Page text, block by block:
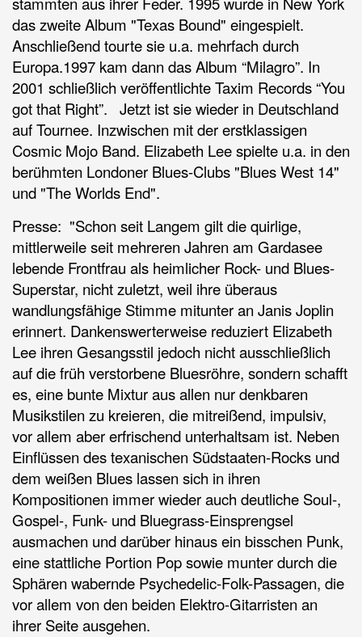
das zweite Album "Texas Bound" eingespielt.
Anschließend tourte sie u.a. mehrfach durch
Europa.1997 kam dann das Album “Milagro”. In
2001 schließlich veröffentlichte Taxim Records “You
got that Right”. Jetzt ist sie wieder in Deutschland
auf Tournee. Inzwischen mit der erstklassigen
Cosmic Mojo Band. Elizabeth Lee spielte u.a. in den
berühmten Londoner Blues-Clubs "Blues West 14"
und "The Worlds End".
Presse: "Schon seit Langem gilt die quirlige,
mittlerweile seit mehreren Jahren am Gardasee
lebende Frontfrau als heimlicher Rock- und Blues-
Superstar, nicht zuletzt, weil ihre überaus
wandlungsfähige Stimme mitunter an Janis Joplin
erinnert. Dankenswerterweise reduziert Elizabeth
Lee ihren Gesangsstil jedoch nicht ausschließlich
auf die früh verstorbene Bluesröhre, sondern schafft
es, eine bunte Mixtur aus allen nur denkbaren
Musikstilen zu kreieren, die mitreißend, impulsiv,
vor allem aber erfrischend unterhaltsam ist. Neben
Einflüssen des texanischen Südstaaten-Rocks und
dem weißen Blues lassen sich in ihren
Kompositionen immer wieder auch deutliche Soul-,
Gospel-, Funk- und Bluegrass-Einsprengsel
ausmachen und darüber hinaus ein bisschen Punk,
eine stattliche Portion Pop sowie munter durch die
Sphären wabernde Psychedelic-Folk-Passagen, die
vor allem von den beiden Elektro-Gitarristen an
ihrer Seite ausgehen.